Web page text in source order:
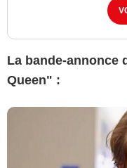
La bande-annonce
Queen" :